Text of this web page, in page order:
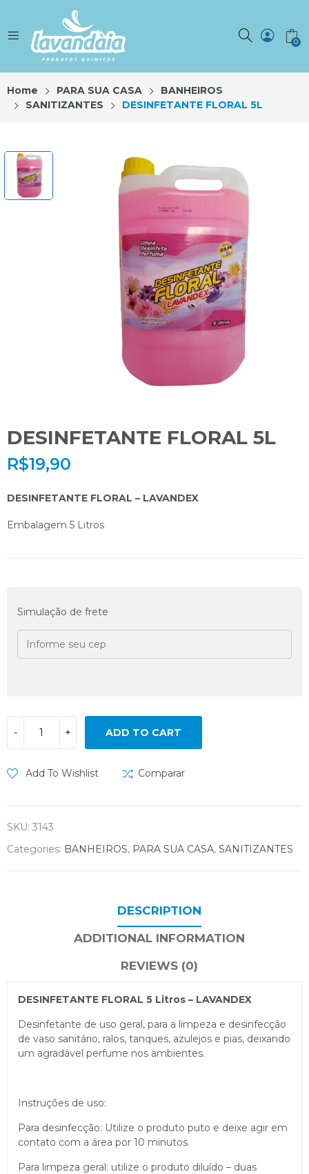
0
Home PARA SUA CASA
BANHEIROS
SANITIZANTES
DESINFETANTE FLORAL 5L
DESINFETANTE FLORAL 5L
R$19,90
DESINFETANTE FLORAL – LAVANDEX
Embalagem 5 Litros
Simulação de frete
ADD TO CART
Add To Wishlist Comparar
SKU: 3143
Categories: BANHEIROS, PARA SUA CASA, SANITIZANTES
DESCRIPTION
ADDITIONAL INFORMATION
REVIEWS (0)
DESINFETANTE FLORAL 5 Litros – LAVANDEX
Desinfetante de uso geral, para a limpeza e desinfecção
de vaso sanitário, ralos, tanques, azulejos e pias, deixando
um agradável perfume nos ambientes.
Instruções de uso:
Para desinfecção: Utilize o produto puto e deixe agir em
contato com a área por 10 minutos.
Para limpeza geral: utilize o produto diluído – duas